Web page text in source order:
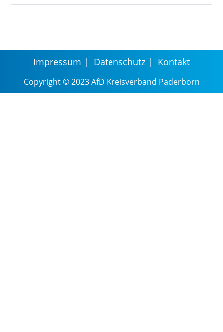
Impressum Datenschutz Kontakt
Copyright © 2023 AfD Kreisverband Paderborn